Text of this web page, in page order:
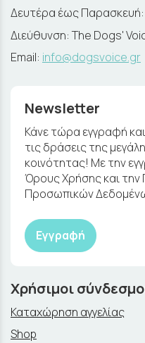
Δευτέρα έως Παρασκευή:
Διεύθυνση: The Dogs'
Email: info@dogsvoice.gr
Newsletter
Κάνε τώρα εγγραφή
τις δράσεις της
κοινότητας! Με την
Όρους Χρήσης και την
Προσωπικών
Εγγραφή
Χρήσιμοι
Καταχώρηση αγγελίας
Shop